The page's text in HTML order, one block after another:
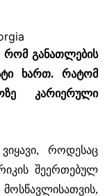
რომ განათლების
ხართ. რატომ
კარიერული
როდესაც
შეერთებულ